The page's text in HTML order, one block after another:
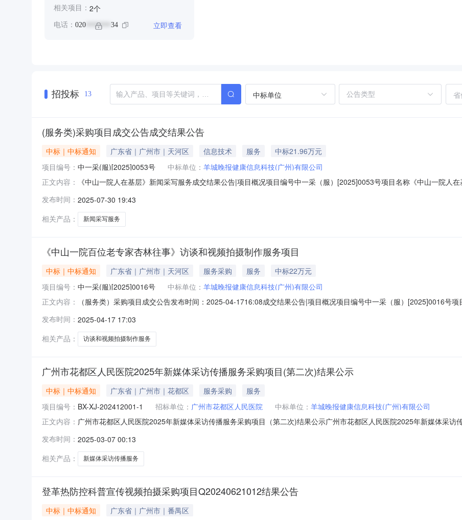
相关项目： 2个
电话： 020 ******* 34 立即查看
招投标 13 中标单位
(服务类)采购项目成交公告成交结果公告
中标｜中标通知 广东省｜广州市｜天河区 信息技术 服务
中标21.96万元
项目编号： 中一采(服)[2025]0053号 中标单位： 羊城晚报健康信息科技(广州)有限公司
正文内容：
《中山一院人在基层》新闻采写服务成交结果公告|项目概况项目编号中一采（服）[2025]0053号项目名称《中山一院人
限公司|标的明细标的名称服务内容数量单位成交金额《中山一院人在基层》项目《中山一院人在基层》项目1项总价
08月02
发布时间： 2025-07-30 19:43
相关产品：
新闻采写服务
《中山一院百位老专家杏林往事》访谈和视频拍摄制作服务项目
中标｜中标通知 广东省｜广州市｜天河区 服务采购 服务
中标22万元
项目编号： 中一采(服)[2025]0016号 中标单位： 羊城晚报健康信息科技(广州)有限公司
正文内容：
（服务类）采购项目成交公告发布时间：2025-04-1716:08成交结果公告|项目概况项目编号中一采（服）[2025]0016号
求书。评审小组成员名单陈宗耿、卢瑞鸿、彭福祥成交供应商羊城晚报健康信息科技（广州）有限公司|标的明细标的名称
视频拍摄制作服务项
发布时间： 2025-04-17 17:03
相关产品：
访谈和视频拍摄制作服务
广州市花都区人民医院2025年新媒体采访传播服务采购项目(第二次)结果公示
中标｜中标通知 广东省｜广州市｜花都区 服务采购
服务
项目编号： BX-XJ-202412001-1 招标单位： 广州市花都区人民医院 中标单位： 羊城晚报健康信息科技(广州)有限公司
正文内容： 广州市花都区人民医院2025年新媒体采访传播服务采购项目（第二次)结果公示广州市花都区人民医院2025年新媒体采
城晚报健康信息科技（广州）有限公司四、公告期限：自公告发布的2个工作日如有异议请在公告期内，联系以下我院工
系人：欧阳先生联
发布时间： 2025-03-07 00:13
相关产品：
新媒体采访传播服务
登革热防控科普宣传视频拍摄采购项目Q20240621012结果公告
中标｜中标通知
广东省｜广州市｜番禺区